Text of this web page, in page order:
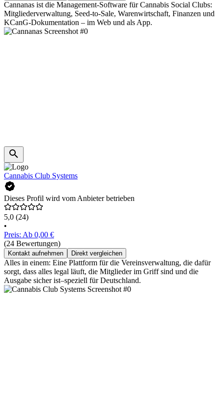
Cannanas ist die Management-Software für Cannabis Social Clubs:
Mitgliederverwaltung, Seed-to-Sale, Warenwirtschaft, Finanzen und
KCanG-Dokumentation – im Web und als App.
Cannabis Club Systems
Dieses Profil wird vom Anbieter betrieben
5,0 (24)
•
Preis: Ab 0,00 €
(24 Bewertungen)
Kontakt aufnehmen Direkt vergleichen
Alles in einem: Eine Plattform für die Vereinsverwaltung, die dafür
sorgt, dass alles legal läuft, die Mitglieder im Griff sind und die
Ausgabe sicher ist–speziell für Deutschland.